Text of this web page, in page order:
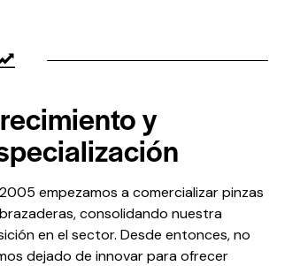
y
empezamos a comercializar pinzas
consolidando nuestra
en el sector. Desde entonces, no
dejado de innovar para ofrecer